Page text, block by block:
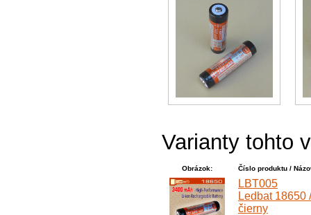
Varianty tohto
Obrázok: Číslo produktu /
LBT005
Ledbat 18650
čierny